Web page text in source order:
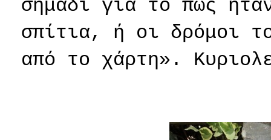
σημάδι για το πώς
σπίτια, ή οι δρόμοι
από το χάρτη».